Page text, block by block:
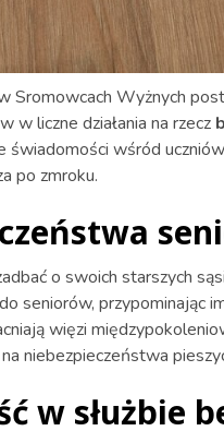
Wyżnych
w liczne działania na rzecz
wśród
po zmroku.
o swoich starszych
seniorów, przypominając
więzi
niebezpieczeństwa
w służbie